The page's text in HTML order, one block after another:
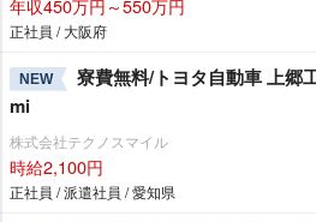
年収450万円～550万円
正社員 / 大阪府
NEW
寮費無料/トヨタ自動車 上郷
mi
株式会社テクノスマイル
時給2,100円
正社員 / 派遣社員 / 愛知県